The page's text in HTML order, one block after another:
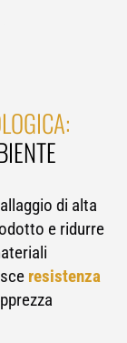
di alta
e ridurre
resistenza